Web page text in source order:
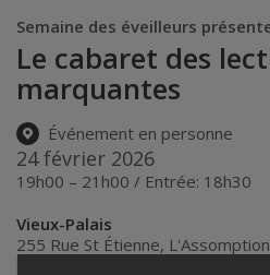
Semaine des éveilleurs
Le cabaret des
marquantes
Événement en personne
24 février 2026
19h00 – 21h00 / Entrée: 18h30
Vieux-Palais
255 Rue St Étienne, L'Assomption